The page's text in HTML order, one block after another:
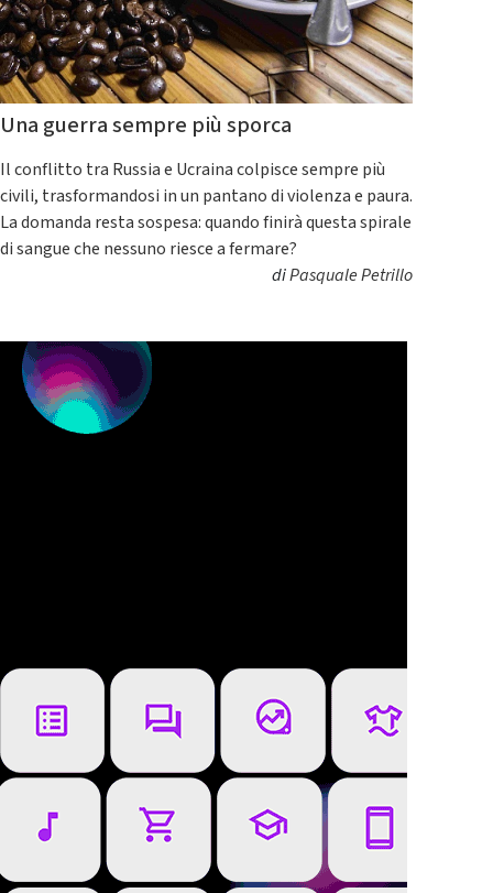
Una guerra sempre più sporca
Il conflitto tra Russia e Ucraina colpisce sempre più
civili, trasformandosi in un pantano di violenza e paura.
La domanda resta sospesa: quando finirà questa spirale
di sangue che nessuno riesce a fermare?
diPasquale Petrillo